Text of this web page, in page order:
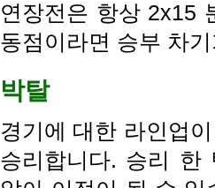
연장전은 항상 2x15
동점이라면 승부 차
박탈
경기에 대한 라인업
승리합니다. 승리 한